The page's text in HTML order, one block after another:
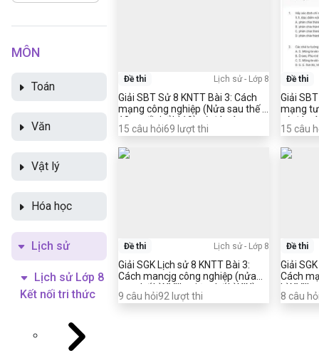
MÔN
Toán
Văn
Vật lý
Hóa học
Lịch sử
Lịch sử Lớp 8
Kết nối tri thức
Đề thi Lịch sử- Lớp 8
Giải SBT Sử 8 KNTT Bài 3: Cách
mạng công nghiệp (Nửa sau thế kỉ
18- cuối thể kỉ 19) có đáp án
15 câu hỏi69 lượt thi
Đề thi
Giải
mạng
có đáp
15 câu
Đề thi Lịch sử- Lớp 8
Giải SGK Lịch sử 8 KNTT Bài 3:
Cách mancjg công nghiệp (nửa
sau thế kỉ XVIII - giữa thế kỉ XIX)
9 câu hỏi92 lượt thi
Đề thi
Giải
Cách
kỉ XVIII
8 câu